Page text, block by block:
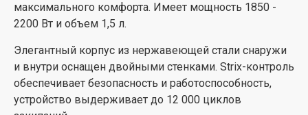
максимального комфорта. Имеет мощность 1850 -
2200 Вт и объем 1,5 л.
Элегантный корпус из нержавеющей стали снаружи
и внутри оснащен двойными стенками. Strix-контроль
обеспечивает безопасность и работоспособность,
устройство выдерживает до 12 000 циклов